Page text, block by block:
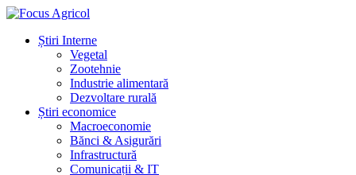
Știri Interne
Vegetal
Zootehnie
Industrie alimentară
Dezvoltare rurală
Știri economice
Macroeconomie
Bănci & Asigurări
Infrastructură
Comunicații & IT